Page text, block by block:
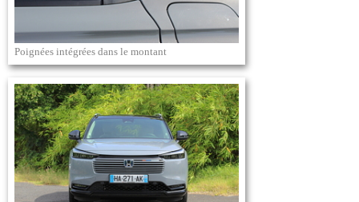
Poignées intégrées dans le montant